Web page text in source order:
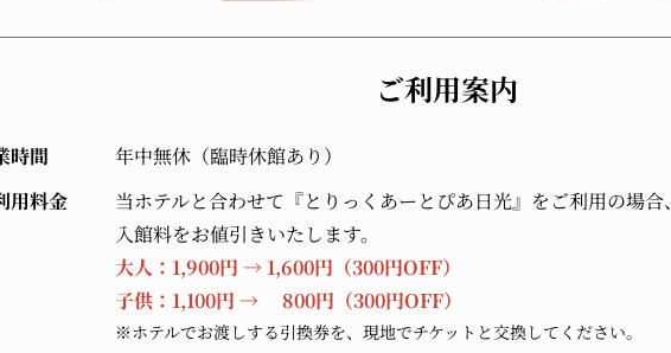
ご利用案内
時間
年中無休（臨時休館あり）
用料金
当ホテルと合わせて『とりっくあーとぴあ日光』をご利用の場合、
入館料をお値引きいたします。
大人：1,900円 → 1,600円（300円OFF）
子供：1,100円 → 800円（300円OFF）
※ホテルでお渡しする引換券を、現地でチケットと交換してください。